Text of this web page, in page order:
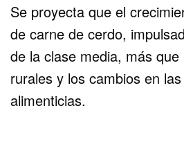
Se proyecta que el
de carne de cerdo,
de la clase media, más
rurales y los cambios en
alimenticias.